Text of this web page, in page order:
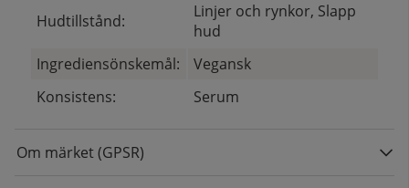
Hudtillstånd:
Linjer och rynkor, Slapp
hud
Ingrediensönskemål:
Vegansk
Konsistens:
Serum
Om märket (GPSR)